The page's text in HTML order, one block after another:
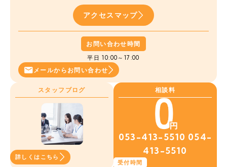
アクセスマップ
お問い合わせ時間
平日 10:00～17:00
メールから お問い合わせ
スタッフブログ
詳しくはこちら
相談料
053-413-5510 054-
413-5510
受付時間